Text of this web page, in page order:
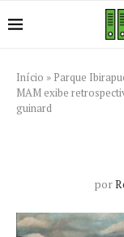
Início » Parque
MAM exibe
guinard
por